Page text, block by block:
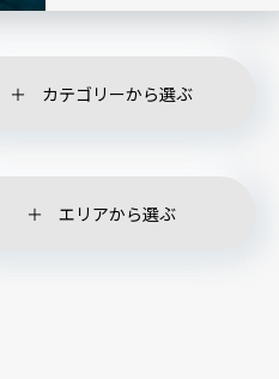
アや水圧の脅威など
カテゴリーから選ぶ
エリアから選ぶ